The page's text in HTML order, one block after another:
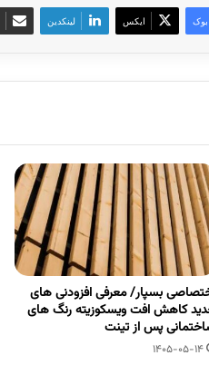
ایکس لینکدین
بسپار/ معرفی افزودنی های
کاهش افت ویسکوزیته رنگ های
پس از تینت
1405-05-14